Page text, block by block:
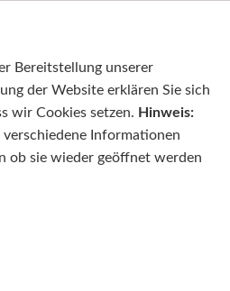
Bereitstellung unserer
der Website erklären Sie sich
wir Cookies setzen. Hinweis:
Informationen
ob sie wieder geöffnet werden